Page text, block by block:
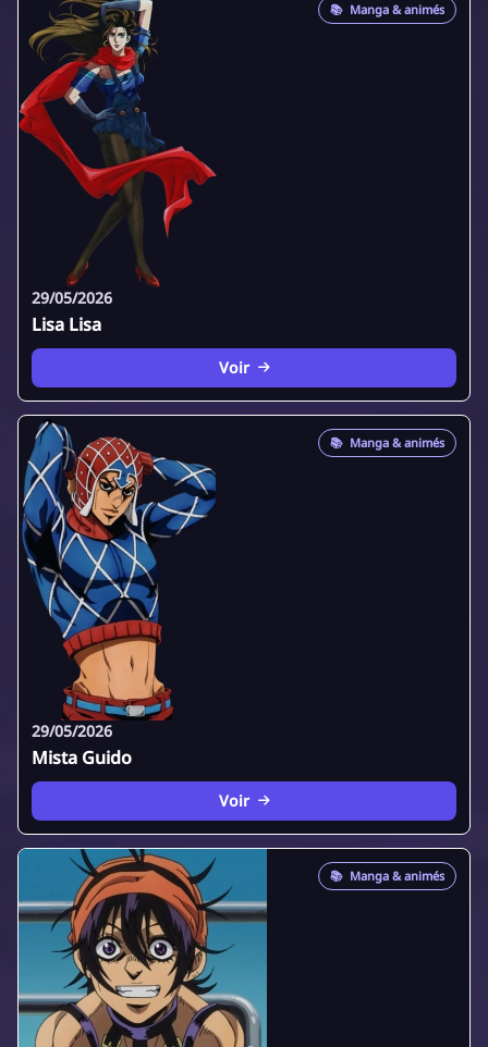
📚 Manga & animés
29/05/2026
Lisa Lisa
Voir
📚 Manga & animés
29/05/2026
Mista Guido
Voir
📚 Manga & animés